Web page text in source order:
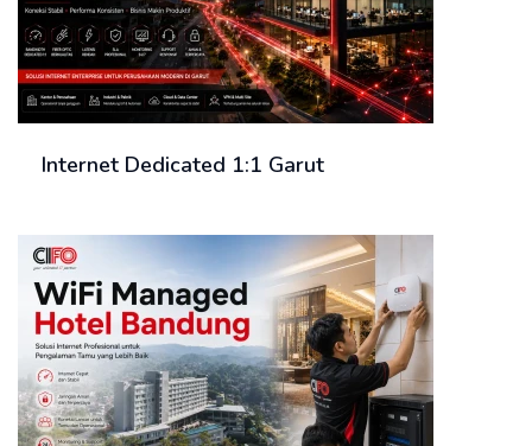
Internet Dedicated 1:1 Garut